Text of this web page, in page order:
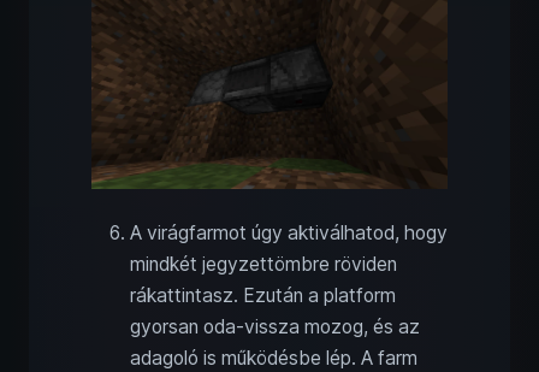
A virágfarmot úgy aktiválhatod, hogy
mindkét jegyzettömbre röviden
rákattintasz. Ezután a platform
gyorsan oda-vissza mozog, és az
adagoló is működésbe lép. A farm